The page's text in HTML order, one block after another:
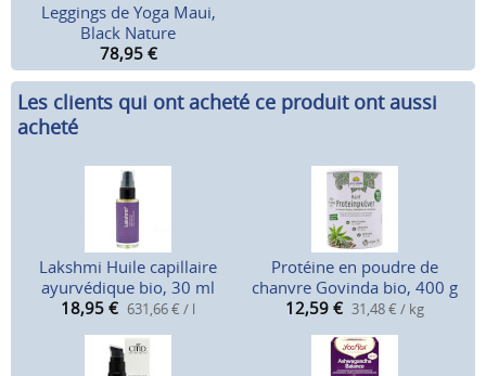
Leggings de Yoga Maui,
Black Nature
78,95 €
Les clients qui ont acheté ce produit ont aussi
acheté
Lakshmi Huile capillaire
ayurvédique bio, 30 ml
18,95 € 631,66 € / l
Protéine en poudre de
chanvre Govinda bio, 400 g
12,59 € 31,48 € / kg